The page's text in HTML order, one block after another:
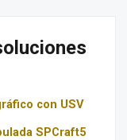
con USV
SPCraft5